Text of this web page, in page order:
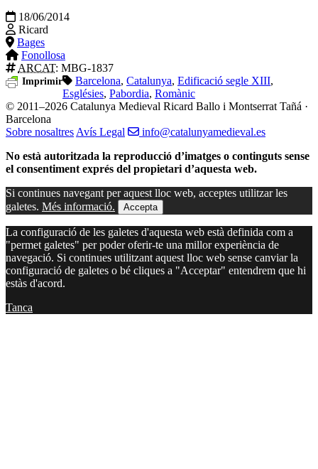
18/06/2014
Ricard
Bages
Fonollosa
ARCAT: MBG-1837
Imprimir Barcelona, Catalunya, Edificació segle XIII,
Esglésies, Pabordia, Romànic
© 2011–2026 Catalunya Medieval Ricard Ballo i Montserrat Tañá ·
Barcelona
Sobre nosaltres Avís Legal
info@catalunyamedieval.es
No està autoritzada la reproducció d’imatges o continguts sense
el consentiment exprés del propietari d’aquesta web.
Si continues navegant per aquest lloc web, acceptes utilitzar les
galetes. Més informació. Accepta
La configuració de les galetes d'aquesta web està definida com a
"permet galetes" per poder oferir-te una millor experiència de
navegació. Si continues utilitzant aquest lloc web sense canviar la
configuració de galetes o bé cliques a "Acceptar" entendrem que hi
estàs d'acord.
Tanca